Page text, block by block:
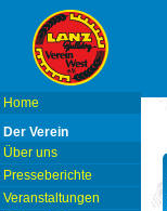
Home
Der Verein
Über uns
Presseberichte
Veranstaltungen